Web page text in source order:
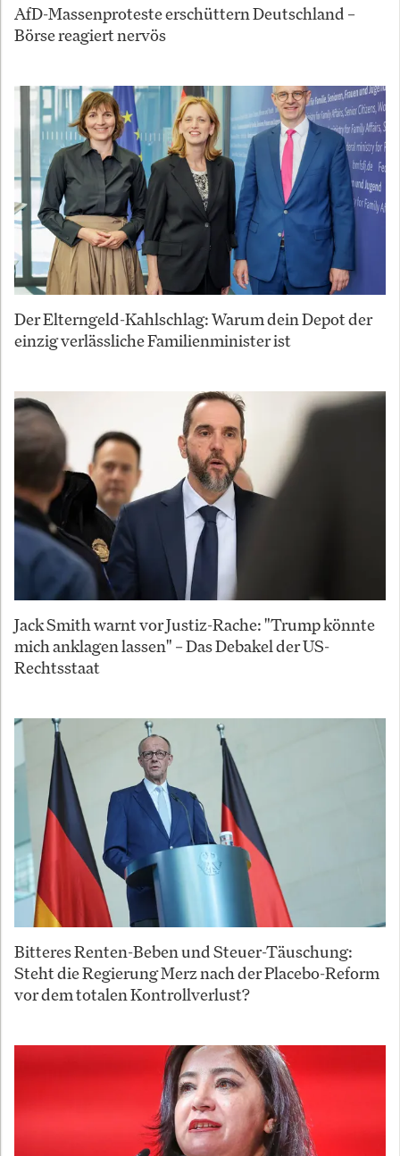
AfD-Massenproteste erschüttern Deutschland –
Börse reagiert nervös
Der Elterngeld-Kahlschlag: Warum dein Depot der
einzig verlässliche Familienminister ist
Jack Smith warnt vor Justiz-Rache: "Trump könnte
mich anklagen lassen" – Das Debakel der US-
Rechtsstaat
Bitteres Renten-Beben und Steuer-Täuschung:
Steht die Regierung Merz nach der Placebo-Reform
vor dem totalen Kontrollverlust?